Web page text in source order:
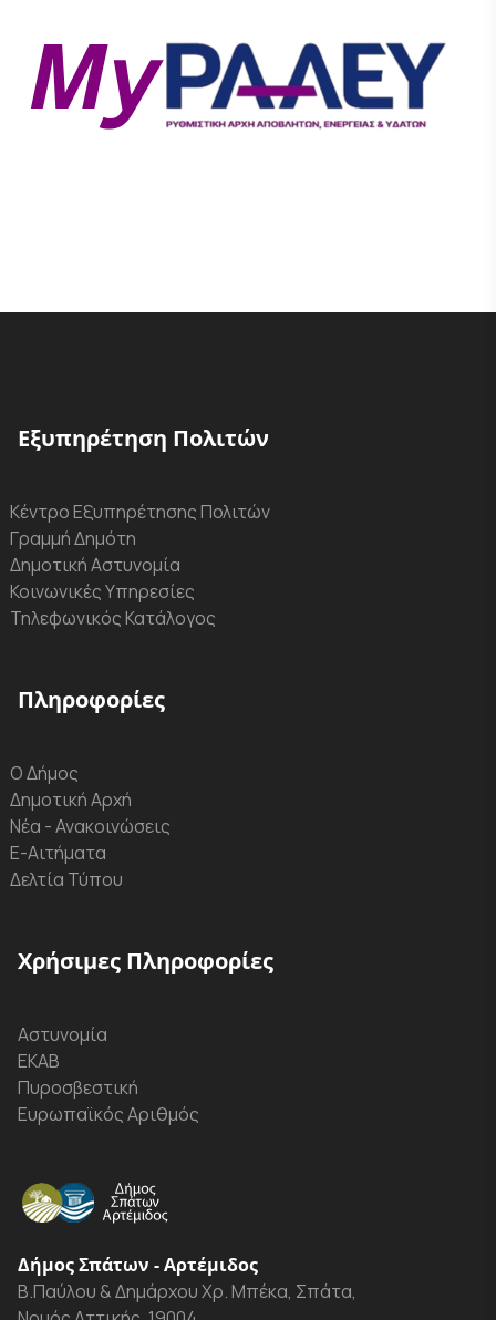
Εξυπηρέτηση Πολιτών
Κέντρο Εξυπηρέτησης Πολιτών
Γραμμή Δημότη
Δημοτική Αστυνομία
Κοινωνικές Υπηρεσίες
Τηλεφωνικός Κατάλογος
Πληροφορίες
Ο Δήμος
Δημοτική Αρχή
Νέα - Ανακοινώσεις
Ε-Αιτήματα
Δελτία Τύπου
Χρήσιμες Πληροφορίες
Αστυνομία
ΕΚΑΒ
Πυροσβεστική
Ευρωπαϊκός Αριθμός
Δήμος Σπάτων - Αρτέμιδος
Β.Παύλου & Δημάρχου Χρ. Μπέκα, Σπάτα,